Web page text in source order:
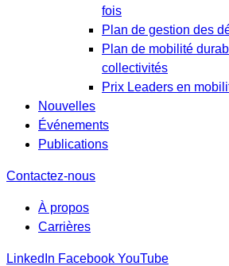
fois
Plan de gestion des
Plan de mobilité
collectivités
Prix Leaders en
Nouvelles
Événements
Publications
Contactez-nous
À propos
Carrières
LinkedIn Facebook YouTube